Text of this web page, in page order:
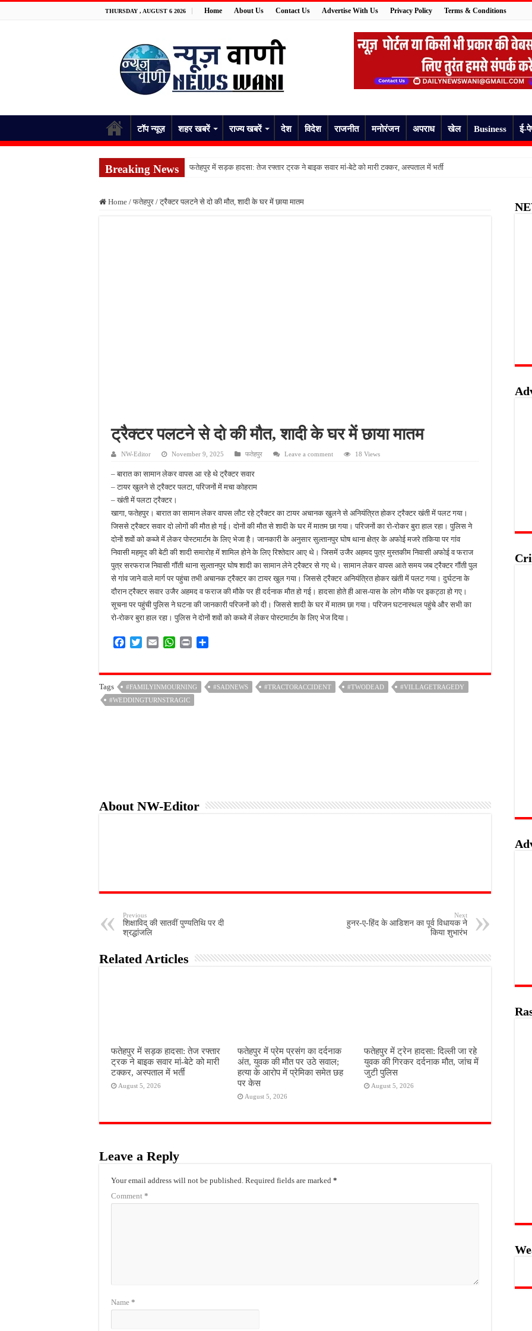
THURSDAY , AUGUST 6 2026 Home About Us Contact Us Advertise With Us Privacy Policy Terms & Conditions
टॉप न्यूज़ शहर खबरें राज्य खबरें देश विदेश राजनीत मनोरंजन अपराध खेल Business ई-
Breaking News फतेहपुर में सड़क हादसा: तेज रफ्तार ट्रक ने बाइक सवार मां-बेटे को मारी टक्कर, अस्पताल में भर्ती
फतेहपुर में ट्रेन हादसा: दिल्ली जा रहे युवक की गिरकर दर्दनाक मौत, जांच में जुटी पुलिस
Home / फतेहपुर / ट्रैक्टर पलटने से दो की मौत, शादी के घर में छाया मातम
ट्रैक्टर पलटने से दो की मौत, शादी के घर में छाया मातम
NW-Editor November 9, 2025 फतेहपुर Leave a comment 18 Views
– बारात का सामान लेकर वापस आ रहे थे ट्रैक्टर सवार
– टायर खुलने से ट्रैक्टर पलटा, परिजनों में मचा कोहराम
– खंती में पलटा ट्रैक्टर।
खागा, फतेहपुर। बारात का सामान लेकर वापस लौट रहे ट्रैक्टर का टायर अचानक खुलने से अनियंत्रित होकर ट्रैक्टर खंती में पलट गया।
जिससे ट्रैक्टर सवार दो लोगों की मौत हो गई। दोनों की मौत से शादी के घर में मातम छा गया। परिजनों का रो-रोकर बुरा हाल रहा। पुलिस ने
दोनों शवों को कब्जे में लेकर पोस्टमार्टम के लिए भेजा है। जानकारी के अनुसार सुल्तानपुर घोष थाना क्षेत्र के अफोई मजरे तकिया पर गांव
निवासी महमूद की बेटी की शादी समारोह में शामिल होने के लिए रिश्तेदार आए थे। जिसमें उजैर अहमद पुत्र मुस्तकीम निवासी अफोई व फराज
पुत्र सरफराज निवासी गौंती थाना सुल्तानपुर घोष शादी का सामान लेने ट्रैक्टर से गए थे। सामान लेकर वापस आते समय जब ट्रैक्टर गौंती पुल
से गांव जाने वाले मार्ग पर पहुंचा तभी अचानक ट्रैक्टर का टायर खुल गया। जिससे ट्रैक्टर अनियंत्रित होकर खंती में पलट गया। दुर्घटना के
दौरान ट्रैक्टर सवार उजैर अहमद व फराज की मौके पर ही दर्दनाक मौत हो गई। हादसा होते ही आस-पास के लोग मौके पर इकट्ठा हो गए।
सूचना पर पहुंची पुलिस ने घटना की जानकारी परिजनों को दी। जिससे शादी के घर में मातम छा गया। परिजन घटनास्थल पहुंचे और सभी का
रो-रोकर बुरा हाल रहा। पुलिस ने दोनों शवों को कब्जे में लेकर पोस्टमार्टम के लिए भेज दिया।
e
b
o
t
t
e
i
l
W
t
s
A
n
t
r
e
Tags #FAMILYINMOURNING #SADNEWS #TRACTORACCIDENT #TWODEAD
#VILLAGETRAGEDY
#WEDDINGTURNSTRAGIC
About NW-Editor
Previous
शिक्षाविद् की सातवीं पुण्यतिथि पर दी
श्रद्धांजलि
Next
हुनर-ए-हिंद के आडिशन का पूर्व विधायक ने
किया शुभारंभ
Related Articles
फतेहपुर में सड़क हादसा: तेज रफ्तार
ट्रक ने बाइक सवार मां-बेटे को मारी
टक्कर, अस्पताल में भर्ती
August 5, 2026
फतेहपुर में प्रेम प्रसंग का दर्दनाक
अंत, युवक की मौत पर उठे सवाल;
हत्या के आरोप में प्रेमिका समेत छह
पर केस
August 5, 2026
फतेहपुर में ट्रेन हादसा: दिल्ली जा रहे
युवक की गिरकर दर्दनाक मौत, जांच में
जुटी पुलिस
August 5, 2026
Leave a Reply
Your email address will not be published. Required fields are marked *
Comment *
Name *